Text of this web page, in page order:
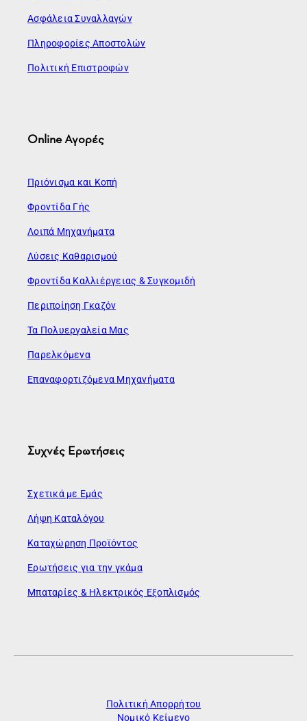
Ασφάλεια Συναλλαγών
Πληροφορίες Αποστολών
Πολιτική Επιστροφών
Online Αγορές
Πριόνισμα και Κοπή
Φροντίδα Γής
Λοιπά Μηχανήματα
Λύσεις Καθαρισμού
Φροντίδα Καλλιέργειας & Συγκομιδή
Περιποίηση Γκαζόν
Τα Πολυεργαλεία Μας
Παρελκόμενα
Επαναφορτιζόμενα Μηχανήματα
Συχνές Ερωτήσεις
Σχετικά με Εμάς
Λήψη Καταλόγου
Καταχώρηση Προϊόντος
Ερωτήσεις για την γκάμα
Μπαταρίες & Ηλεκτρικός Εξοπλισμός
Πολιτική Απορρήτου
Νομικό Κείμενο